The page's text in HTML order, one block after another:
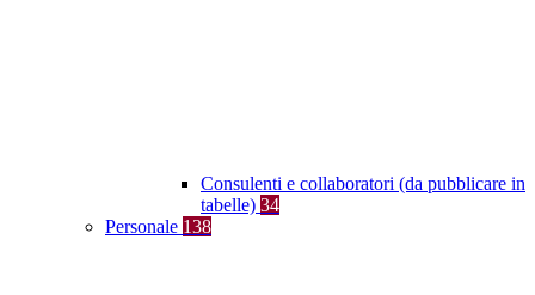
Consulenti e collaboratori (da pubblicare in
tabelle) 34
Personale 138